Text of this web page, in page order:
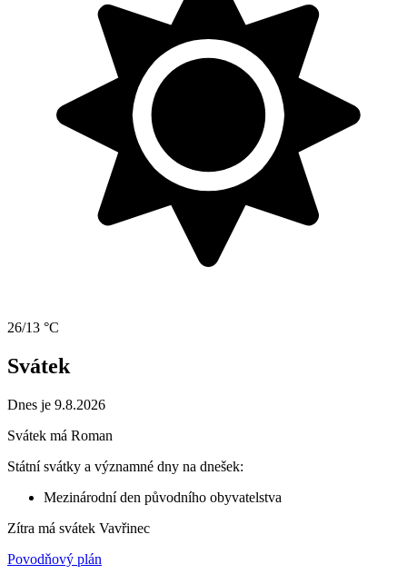
26/13 °C
Svátek
Dnes je 9.8.2026
Svátek má Roman
Státní svátky a významné dny na dnešek:
Mezinárodní den původního obyvatelstva
Zítra má svátek Vavřinec
Povodňový plán